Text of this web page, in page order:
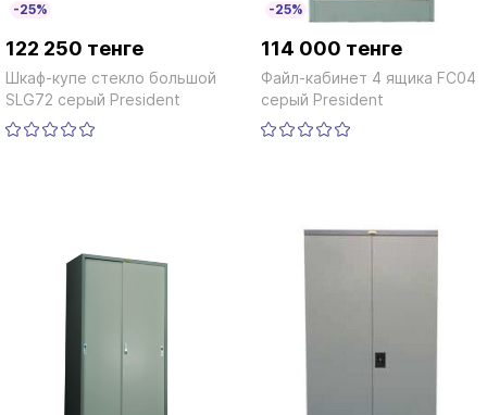
-25%
122 250 тенге
Шкаф-купе стекло большой
SLG72 серый President
-25%
114 000 тенге
Файл-кабинет 4 ящика FC04
серый President